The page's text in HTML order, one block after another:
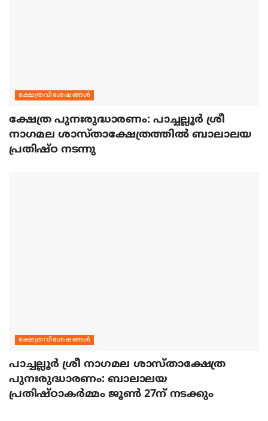
ക്ഷേത്രവിശേഷങ്ങള്‍
ക്ഷേത്ര പുനഃരുദ്ധാരണം: പാച്ചല്ലൂര്‍ ശ്രീ
നാഗമല ശാസ്താക്ഷേത്രത്തില്‍ ബാലാലയ
പ്രതിഷ്ഠ നടന്നു
ക്ഷേത്രവിശേഷങ്ങള്‍
പാച്ചല്ലൂര്‍ ശ്രീ നാഗമല ശാസ്താക്ഷേത്ര
പുനഃരുദ്ധാരണം: ബാലാലയ
പ്രതിഷ്ഠാകര്‍മ്മം ജൂണ്‍ 27ന് നടക്കും